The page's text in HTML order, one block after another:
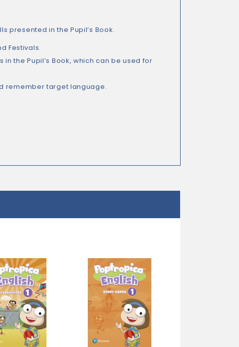
presented in the Pupil’s Book.
Festivals.
the Pupil’s Book, which can be used for
remember target language.